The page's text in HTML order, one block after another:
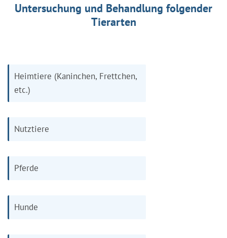
Untersuchung und Behandlung folgender
Tierarten
Heimtiere (Kaninchen, Frettchen,
etc.)
Nutztiere
Pferde
Hunde